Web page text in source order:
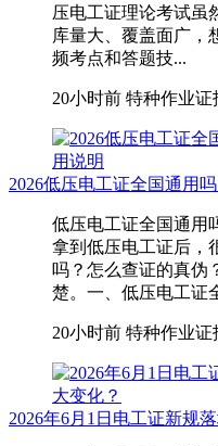
压电工证理论考试虽
库量大、覆盖面广，
频考点和答题技...
20小时前 特种作业证
2026低压电工证全国通用
低压电工证全国通用
拿到低压电工证后，
吗？怎么查证的真伪
楚。一、低压电工证
20小时前 特种作业证
2026年6月1日电工证新规